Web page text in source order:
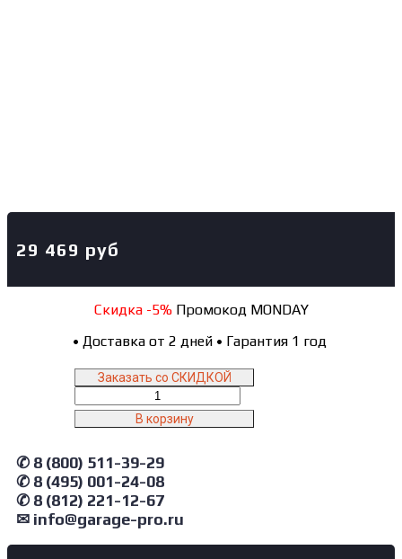
29 469 руб
Скидка -5%Промокод MONDAY
• Доставка от 2 дней • Гарантия 1 год
Заказать со СКИДКОЙ
товара
GT1400STY1Y4.grey
Верстак
с
ящиком
однотумбовый
4
ящика
В корзину
✆ 8 (800) 511-39-29
✆ 8 (495) 001-24-08
✆ 8 (812) 221-12-67
✉ info@garage-pro.ru